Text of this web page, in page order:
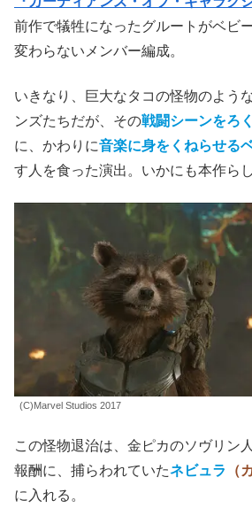
前作で犠牲になったグルートがベビ
変わらないメンバー編成。
いきなり、巨大なタコの怪物のよう
ンズたちだが、その戦闘シーンをろ
に、かわりに音楽に身をくねらせる
す人を食った演出。いかにも本作ら
(C)Marvel Studios 2017
この怪物退治は、金ピカのソヴリン
報酬に、捕らわれていたネビュラ （
に入れる。